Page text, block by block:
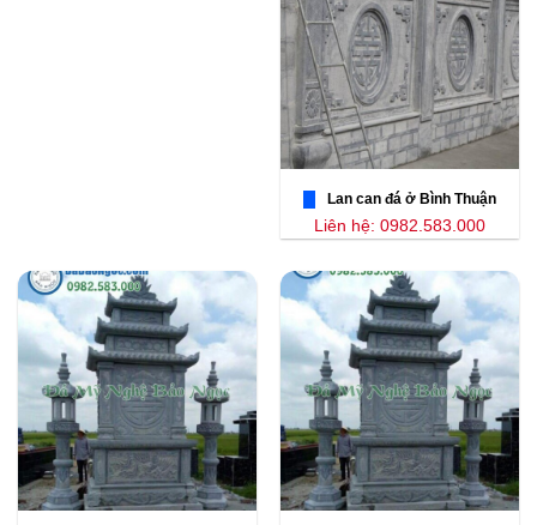
Lan can đá ở Bình Thuận
Liên hệ: 0982.583.000